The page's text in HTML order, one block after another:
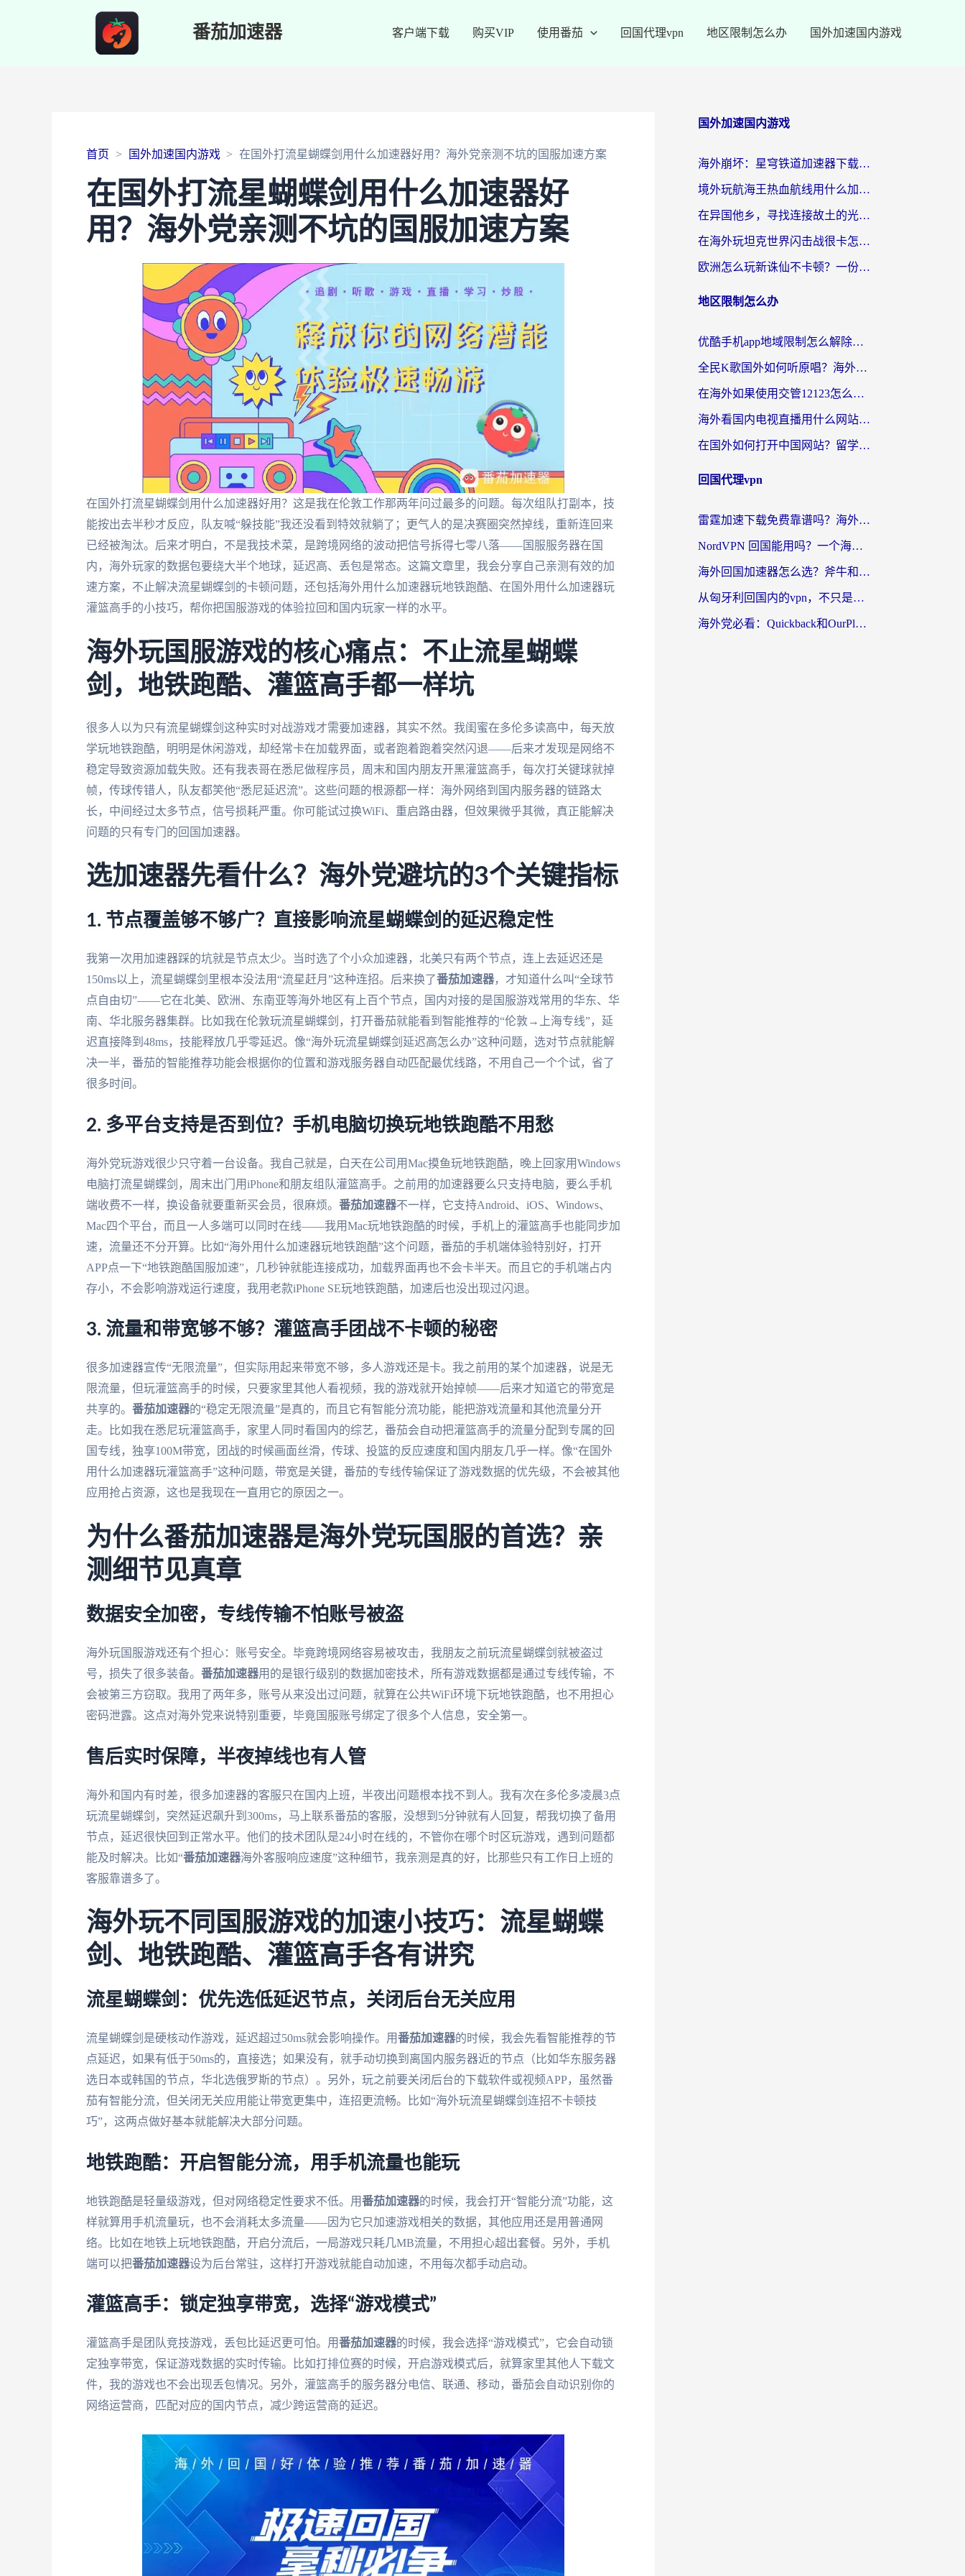
番茄加速器 客户端下载 购买VIP 使用番茄 回国代理vpn 地区限制怎么办 国外加速国内游戏
首页 国外加速国内游戏 在国外打流星蝴蝶剑用什么加速器好用？海外党亲测不坑的国服加速方案
在国外打流星蝴蝶剑用什么加速器好
用？海外党亲测不坑的国服加速方案
在国外打流星蝴蝶剑用什么加速器好用？这是我在伦敦工作那两年问过最多的问题。每次组队打副本，技
能按出去半秒才反应，队友喊“躲技能”我还没看到特效就躺了；更气人的是决赛圈突然掉线，重新连回来
已经被淘汰。后来才明白，不是我技术菜，是跨境网络的波动把信号拆得七零八落——国服服务器在国
内，海外玩家的数据包要绕大半个地球，延迟高、丢包是常态。这篇文章里，我会分享自己亲测有效的加
速方案，不止解决流星蝴蝶剑的卡顿问题，还包括海外用什么加速器玩地铁跑酷、在国外用什么加速器玩
灌篮高手的小技巧，帮你把国服游戏的体验拉回和国内玩家一样的水平。
海外玩国服游戏的核心痛点：不止流星蝴蝶
剑，地铁跑酷、灌篮高手都一样坑
很多人以为只有流星蝴蝶剑这种实时对战游戏才需要加速器，其实不然。我闺蜜在多伦多读高中，每天放
学玩地铁跑酷，明明是休闲游戏，却经常卡在加载界面，或者跑着跑着突然闪退——后来才发现是网络不
稳定导致资源加载失败。还有我表哥在悉尼做程序员，周末和国内朋友开黑灌篮高手，每次打关键球就掉
帧，传球传错人，队友都笑他“悉尼延迟流”。这些问题的根源都一样：海外网络到国内服务器的链路太
长，中间经过太多节点，信号损耗严重。你可能试过换WiFi、重启路由器，但效果微乎其微，真正能解决
问题的只有专门的回国加速器。
选加速器先看什么？海外党避坑的3个关键指标
1. 节点覆盖够不够广？直接影响流星蝴蝶剑的延迟稳定性
我第一次用加速器踩的坑就是节点太少。当时选了个小众加速器，北美只有两个节点，连上去延迟还是
150ms以上，流星蝴蝶剑里根本没法用“流星赶月”这种连招。后来换了番茄加速器，才知道什么叫“全球节
点自由切”——它在北美、欧洲、东南亚等海外地区有上百个节点，国内对接的是国服游戏常用的华东、华
南、华北服务器集群。比如我在伦敦玩流星蝴蝶剑，打开番茄就能看到智能推荐的“伦敦→上海专线”，延
迟直接降到48ms，技能释放几乎零延迟。像“海外玩流星蝴蝶剑延迟高怎么办”这种问题，选对节点就能解
决一半，番茄的智能推荐功能会根据你的位置和游戏服务器自动匹配最优线路，不用自己一个个试，省了
很多时间。
2. 多平台支持是否到位？手机电脑切换玩地铁跑酷不用愁
海外党玩游戏很少只守着一台设备。我自己就是，白天在公司用Mac摸鱼玩地铁跑酷，晚上回家用Windows
电脑打流星蝴蝶剑，周末出门用iPhone和朋友组队灌篮高手。之前用的加速器要么只支持电脑，要么手机
端收费不一样，换设备就要重新买会员，很麻烦。 番茄加速器不一样，它支持Android、iOS、Windows、
Mac四个平台，而且一人多端可以同时在线——我用Mac玩地铁跑酷的时候，手机上的灌篮高手也能同步加
速，流量还不分开算。比如“海外用什么加速器玩地铁跑酷”这个问题，番茄的手机端体验特别好，打开
APP点一下“地铁跑酷国服加速”，几秒钟就能连接成功，加载界面再也不会卡半天。而且它的手机端占内
存小，不会影响游戏运行速度，我用老款iPhone SE玩地铁跑酷，加速后也没出现过闪退。
3. 流量和带宽够不够？灌篮高手团战不卡顿的秘密
很多加速器宣传“无限流量”，但实际用起来带宽不够，多人游戏还是卡。我之前用的某个加速器，说是无
限流量，但玩灌篮高手的时候，只要家里其他人看视频，我的游戏就开始掉帧——后来才知道它的带宽是
共享的。 番茄加速器的“稳定无限流量”是真的，而且它有智能分流功能，能把游戏流量和其他流量分开
走。比如我在悉尼玩灌篮高手，家里人同时看国内的综艺，番茄会自动把灌篮高手的流量分配到专属的回
国专线，独享100M带宽，团战的时候画面丝滑，传球、投篮的反应速度和国内朋友几乎一样。像“在国外
用什么加速器玩灌篮高手”这种问题，带宽是关键，番茄的专线传输保证了游戏数据的优先级，不会被其他
应用抢占资源，这也是我现在一直用它的原因之一。
为什么番茄加速器是海外党玩国服的首选？亲
测细节见真章
数据安全加密，专线传输不怕账号被盗
海外玩国服游戏还有个担心：账号安全。毕竟跨境网络容易被攻击，我朋友之前玩流星蝴蝶剑就被盗过
号，损失了很多装备。 番茄加速器用的是银行级别的数据加密技术，所有游戏数据都是通过专线传输，不
会被第三方窃取。我用了两年多，账号从来没出过问题，就算在公共WiFi环境下玩地铁跑酷，也不用担心
密码泄露。这点对海外党来说特别重要，毕竟国服账号绑定了很多个人信息，安全第一。
售后实时保障，半夜掉线也有人管
海外和国内有时差，很多加速器的客服只在国内上班，半夜出问题根本找不到人。我有次在多伦多凌晨3点
玩流星蝴蝶剑，突然延迟飙升到300ms，马上联系番茄的客服，没想到5分钟就有人回复，帮我切换了备用
节点，延迟很快回到正常水平。他们的技术团队是24小时在线的，不管你在哪个时区玩游戏，遇到问题都
能及时解决。比如“番茄加速器海外客服响应速度”这种细节，我亲测是真的好，比那些只有工作日上班的
客服靠谱多了。
海外玩不同国服游戏的加速小技巧：流星蝴蝶
剑、地铁跑酷、灌篮高手各有讲究
流星蝴蝶剑：优先选低延迟节点，关闭后台无关应用
流星蝴蝶剑是硬核动作游戏，延迟超过50ms就会影响操作。用番茄加速器的时候，我会先看智能推荐的节
点延迟，如果有低于50ms的，直接选；如果没有，就手动切换到离国内服务器近的节点（比如华东服务器
选日本或韩国的节点，华北选俄罗斯的节点）。另外，玩之前要关闭后台的下载软件或视频APP，虽然番
茄有智能分流，但关闭无关应用能让带宽更集中，连招更流畅。比如“海外玩流星蝴蝶剑连招不卡顿技
巧”，这两点做好基本就能解决大部分问题。
地铁跑酷：开启智能分流，用手机流量也能玩
地铁跑酷是轻量级游戏，但对网络稳定性要求不低。用番茄加速器的时候，我会打开“智能分流”功能，这
样就算用手机流量玩，也不会消耗太多流量——因为它只加速游戏相关的数据，其他应用还是用普通网
络。比如在地铁上玩地铁跑酷，开启分流后，一局游戏只耗几MB流量，不用担心超出套餐。另外，手机
端可以把番茄加速器设为后台常驻，这样打开游戏就能自动加速，不用每次都手动启动。
灌篮高手：锁定独享带宽，选择“游戏模式”
灌篮高手是团队竞技游戏，丢包比延迟更可怕。用番茄加速器的时候，我会选择“游戏模式”，它会自动锁
定独享带宽，保证游戏数据的实时传输。比如打排位赛的时候，开启游戏模式后，就算家里其他人下载文
件，我的游戏也不会出现丢包情况。另外，灌篮高手的服务器分电信、联通、移动，番茄会自动识别你的
网络运营商，匹配对应的国内节点，减少跨运营商的延迟。
国外加速国内游戏
海外崩坏：星穹铁道加速器下载安装：一份给游子的终极网络指南
境外玩航海王热血航线用什么加速器？2026海外玩家实测最优方案（附欧洲问道堡垒前线加速技巧）
在异国他乡，寻找连接故土的光明大陆免费加速器
在海外玩坦克世界闪击战很卡怎么办？老玩家亲测有效的加速器选择指南
欧洲怎么玩新诛仙不卡顿？一份给海外游子的国服游戏畅玩指南
地区限制怎么办
优酷手机app地域限制怎么解除？海外党亲测有效的追剧方案
全民K歌国外如何听原唱？海外党亲测有效的回国加速器选择指南
在海外如果使用交管12123怎么处理？留学生亲测有效的回国加速方案
海外看国内电视直播用什么网站比较好？一篇解决你所有追剧难题的实用指南
在国外如何打开中国网站？留学生与海外华人的无缝访问指南
回国代理vpn
雷霆加速下载免费靠谱吗？海外党选回国加速器的避坑指南（附热门工具对比）
NordVPN 回国能用吗？一个海外用户必须面对的真实困境
海外回国加速器怎么选？斧牛和海龟哪个好？一篇帮你避开坑的实用指南
从匈牙利回国内的vpn，不只是为了刷剧那么简单
海外党必看：Quickback和OurPlay好用吗？3分钟选对回国加速器，无缝刷剧玩游戏